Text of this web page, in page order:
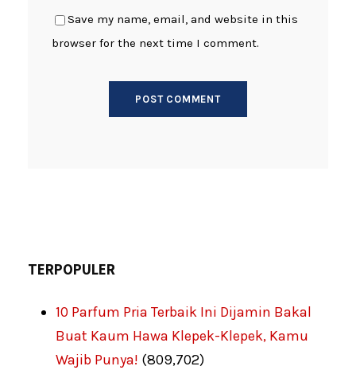
Save my name, email, and website in this
browser for the next time I comment.
TERPOPULER
10 Parfum Pria Terbaik Ini Dijamin Bakal
Buat Kaum Hawa Klepek-Klepek, Kamu
Wajib Punya! (809,702)